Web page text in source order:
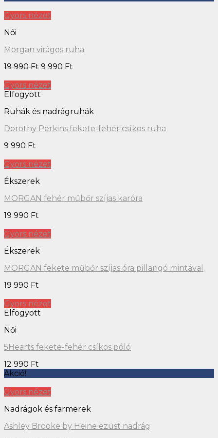
Gyors nézet
Női
Morgan virágos ruha
19 990Ft 9 990 Ft
Gyors nézet
Elfogyott
Ruhák és nadrágruhák
Dorothy Perkins fekete-fehér csíkos ruha
9 990 Ft
Gyors nézet
Ékszerek
MORGAN fehér műbőr szíjas karóra
19 990 Ft
Gyors nézet
Ékszerek
MORGAN fekete műbőr szíjas óra pillangó mintával
19 990 Ft
Gyors nézet
Elfogyott
Női
5Hearts fekete-fehér csíkos póló
12 990 Ft
Akció!
Gyors nézet
Nadrágok és farmerek
Ashley Brooke by Heine ezüst nadrág